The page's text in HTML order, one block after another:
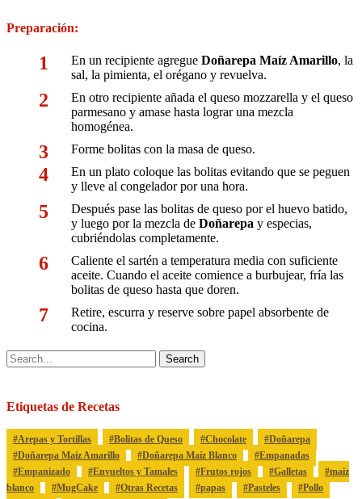
Preparación:
En un recipiente agregue Doñarepa Maíz Amarillo, la
sal, la pimienta, el orégano y revuelva.
En otro recipiente añada el queso mozzarella y el queso
parmesano y amase hasta lograr una mezcla
homogénea.
Forme bolitas con la masa de queso.
En un plato coloque las bolitas evitando que se peguen
y lleve al congelador por una hora.
Después pase las bolitas de queso por el huevo batido,
y luego por la mezcla de Doñarepa y especias,
cubriéndolas completamente.
Caliente el sartén a temperatura media con suficiente
aceite. Cuando el aceite comience a burbujear, fría las
bolitas de queso hasta que doren.
Retire, escurra y reserve sobre papel absorbente de
cocina.
Search
Etiquetas de Recetas
Arepas y Tortillas Bolitas de Queso Chocolate
Doñarepa
Doñarepa Maíz Amarillo
Doñarepa Maíz Blanco
Empanadas
Empanizado
Envueltos y Tamales Frutos rojos Galletas
maiz
blanco
MugCake Otras Recetas papas Pasteles
Pollo